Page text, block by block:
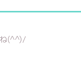
(^^)/